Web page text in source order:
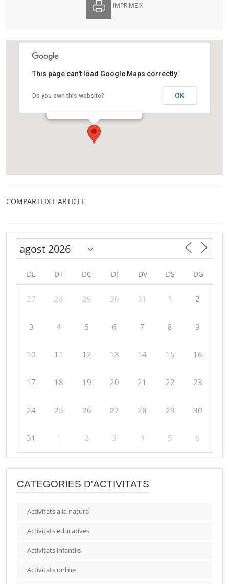
IMPRIMEIX
Fundació Catalunya La Pedrera
Passeig de Gràcia 92
This page can't load Google Maps correctly.
Do you own this website? OK
COMPARTEIX L'ARTICLE
DL DT DC DJ DV DS DG
27 28 29 30 31 1 2
3 4 5 6 7 8 9
10 11 12 13 14 15 16
17 18 19 20 21 22 23
24 25 26 27 28 29 30
31 1 2 3 4 5 6
CATEGORIES D'ACTIVITATS
Activitats a la natura
Activitats educatives
Activitats infantils
Activitats online